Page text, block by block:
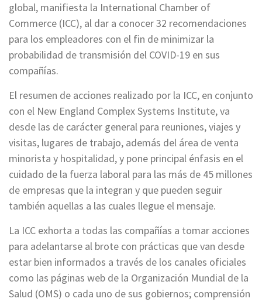
global, manifiesta la International Chamber of
Commerce (ICC), al dar a conocer 32 recomendaciones
para los empleadores con el fin de minimizar la
probabilidad de transmisión del COVID-19 en sus
compañías.
El resumen de acciones realizado por la ICC, en conjunto
con el New England Complex Systems Institute, va
desde las de carácter general para reuniones, viajes y
visitas, lugares de trabajo, además del área de venta
minorista y hospitalidad, y pone principal énfasis en el
cuidado de la fuerza laboral para las más de 45 millones
de empresas que la integran y que pueden seguir
también aquellas a las cuales llegue el mensaje.
La ICC exhorta a todas las compañías a tomar acciones
para adelantarse al brote con prácticas que van desde
estar bien informados a través de los canales oficiales
como las páginas web de la Organización Mundial de la
Salud (OMS) o cada uno de sus gobiernos; comprensión